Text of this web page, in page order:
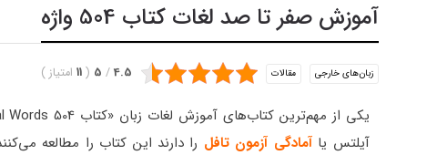
آموزش صفر تا صد لغات کتاب 504 واژه
زبان‌های خارجی مقالات 4.5
/
5
(
11 امتیاز)
آیلتس یاآمادگی آزمون تافل را دارند این کتاب را مطالعه